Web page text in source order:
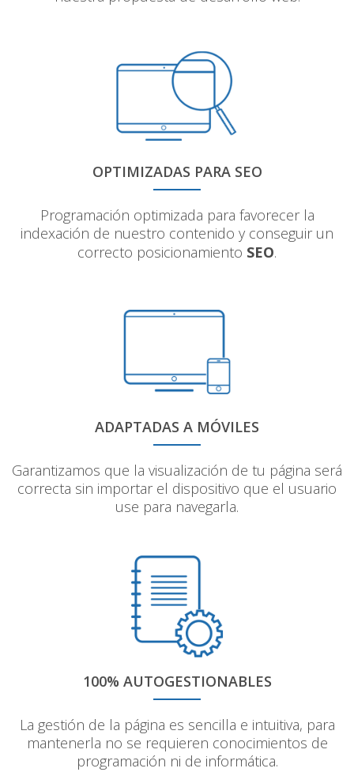
OPTIMIZADAS PARA SEO
Programación optimizada para favorecer la
indexación de nuestro contenido y conseguir un
correcto posicionamiento SEO.
ADAPTADAS A MÓVILES
Garantizamos que la visualización de tu página será
correcta sin importar el dispositivo que el usuario
use para navegarla.
100% AUTOGESTIONABLES
La gestión de la página es sencilla e intuitiva, para
mantenerla no se requieren conocimientos de
programación ni de informática.